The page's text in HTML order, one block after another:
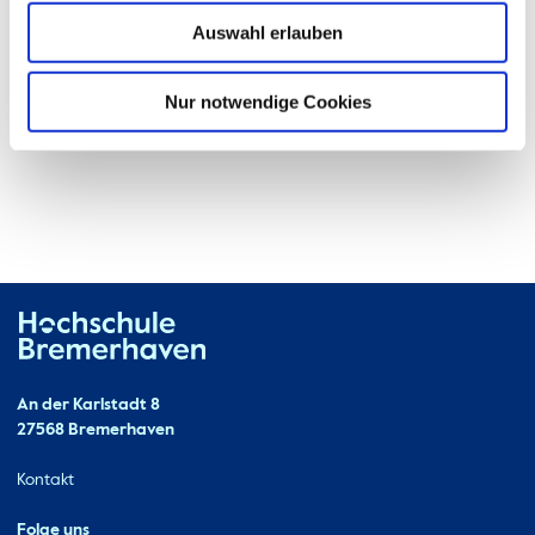
Auswahl erlauben
Nur notwendige Cookies
Kontakt
An der Karlstadt 8
27568 Bremerhaven
Ressourcen
Kontakt
Folge uns